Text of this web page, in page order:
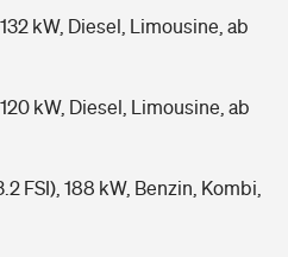
kW, Diesel, Limousine, ab
kW, Diesel, Limousine, ab
FSI), 188 kW, Benzin, Kombi,